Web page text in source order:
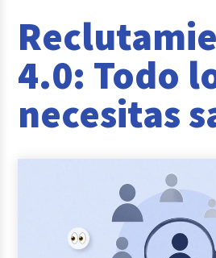
Transformación digital
Tendencias y data
Novedades
Actualidad laboral
4.0: Todo
necesitas